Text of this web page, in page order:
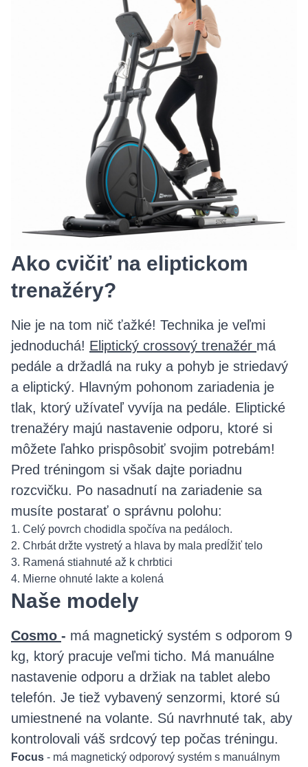
Ako cvičiť na eliptickom
trenažéry?
Nie je na tom nič ťažké! Technika je veľmi
jednoduchá! Eliptický crossový trenažér má
pedále a držadlá na ruky a pohyb je striedavý
a eliptický. Hlavným pohonom zariadenia je
tlak, ktorý užívateľ vyvíja na pedále. Eliptické
trenažéry majú nastavenie odporu, ktoré si
môžete ľahko prispôsobiť svojim potrebám!
Pred tréningom si však dajte poriadnu
rozcvičku. Po nasadnutí na zariadenie sa
musíte postarať o správnu polohu:
1. Celý povrch chodidla spočíva na pedáloch.
2. Chrbát držte vystretý a hlava by mala predĺžiť telo
3. Ramená stiahnuté až k chrbtici
4. Mierne ohnuté lakte a kolená
Naše modely
Cosmo - má magnetický systém s odporom 9
kg, ktorý pracuje veľmi ticho. Má manuálne
nastavenie odporu a držiak na tablet alebo
telefón. Je tiež vybavený senzormi, ktoré sú
umiestnené na volante. Sú navrhnuté tak, aby
kontrolovali váš srdcový tep počas tréningu.
Focus - má magnetický odporový systém s manuálnym